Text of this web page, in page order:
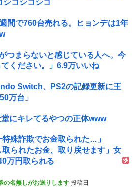
シコシコシコ
間で760台売れる。ヒョンデは1年
つまらないと感じている人へ。今
ください。」6.9万いいね
Switch、PS2の記録更新に王
万台」
にキレてるやつの正体www
殊詐欺でお金取られた…」
られたお金、取り戻せます」女
万円取られる
の名無しがお送りします 投稿日